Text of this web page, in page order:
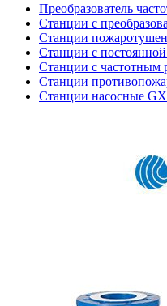
Преобразователь
Станции с
Станции
Станции с
Станции с частотным
Станции
Станции насосные